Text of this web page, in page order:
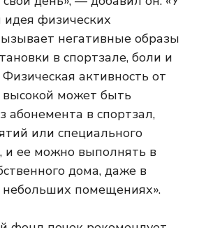
физических
негативные образы
в спортзале, боли и
активность от
может быть
абонемента в спортзал,
или специального
и ее можно выполнять в
дома, даже в
небольших помещениях».